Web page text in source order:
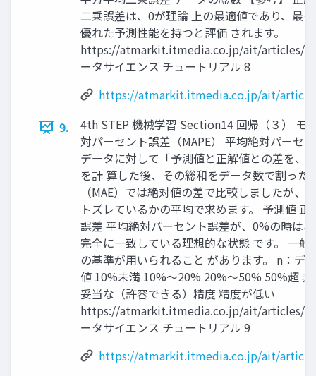
二乗誤差は、0が理論 上の最適値であり、最
優れた予測性能を持つと評価 されます。
https://atmarkit.itmedia.co.jp/ait/articles/
ータサイエンス チュートリアル 8
https://atmarkit.itmedia.co.jp/ait/
9.
4th STEP 機械学習 Section14 回帰（３） モ
対パーセント誤差（MAPE） 平均絶対パーセ
データに対して「予測値と正解値との差を、
を計 算した後、その総和をデータ数で割った
（MAE）では絶対値の差で比較しましたが
トズレているかの平均で求めます。 予測値
誤差 平均絶対パーセント誤差が、0%の時は
完全に一致している理想的な状態 です。 一
の基準が用いられること があります。 n：デ
値 10%未満 10%～20% 20%～50% 50%超
妥当な（許容できる）精度 精度が低い
https://atmarkit.itmedia.co.jp/ait/articles/
ータサイエンス チュートリアル 9
https://atmarkit.itmedia.co.jp/ait/